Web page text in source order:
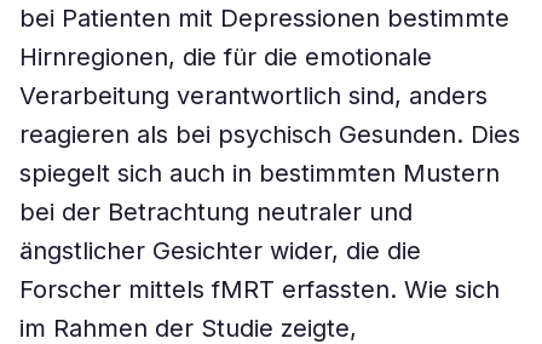
bei Patienten mit Depressionen bestimmte
Hirnregionen, die für die emotionale
Verarbeitung verantwortlich sind, anders
reagieren als bei psychisch Gesunden. Dies
spiegelt sich auch in bestimmten Mustern
bei der Betrachtung neutraler und
ängstlicher Gesichter wider, die die
Forscher mittels fMRT erfassten. Wie sich
im Rahmen der Studie zeigte,